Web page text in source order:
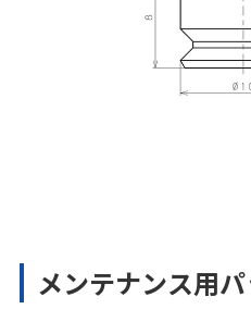
メンテナンス用